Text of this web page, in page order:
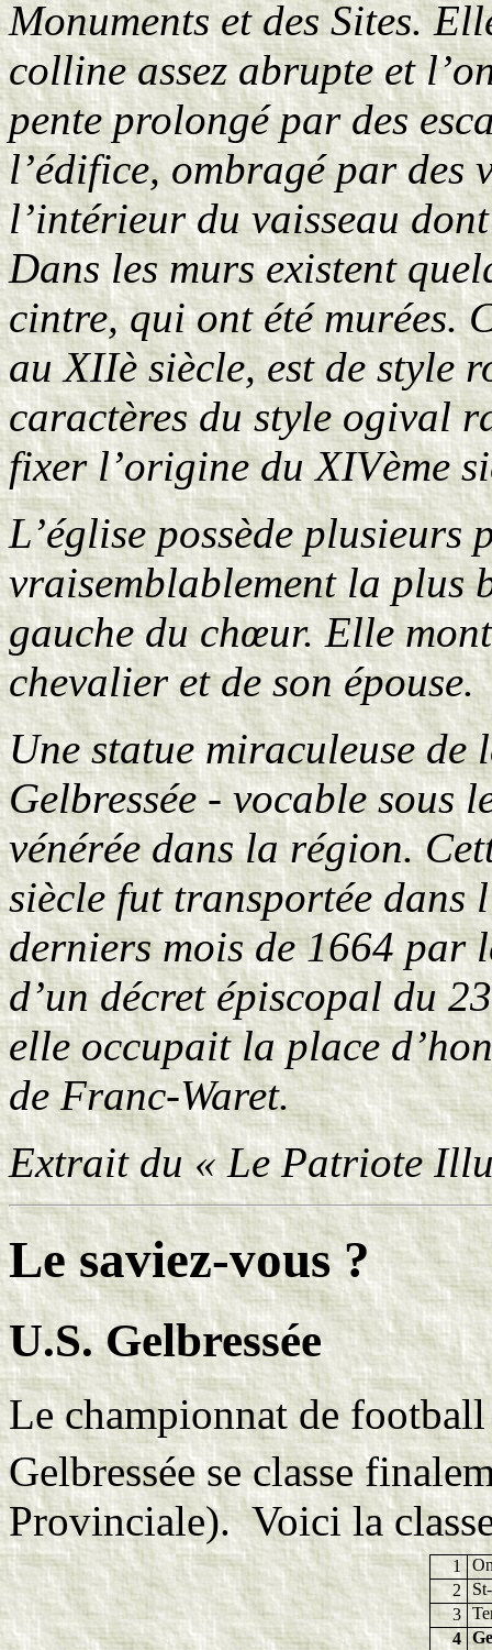
Monuments et des Sites.
colline assez abrupte et
pente prolongé par des
l’édifice, ombragé par des
l’intérieur du vaisseau
Dans les murs existent
cintre, qui ont été murées.
au XIIè siècle, est de style
caractères du style ogival
fixer l’origine du XIVème
L’église possède
vraisemblablement la plus
gauche du chœur. Elle
chevalier et de son épouse.
Une statue miraculeuse de
Gelbressée - vocable sous
vénérée dans la région.
siècle fut transportée dans
derniers mois de 1664 par
d’un décret épiscopal du
elle occupait la place
de Franc-Waret.
Extrait du « Le Patriote
Le saviez-vous ?
U.S. Gelbressée
Le championnat de
Gelbressée se classe
Provinciale). Voici la
1
2
3
4